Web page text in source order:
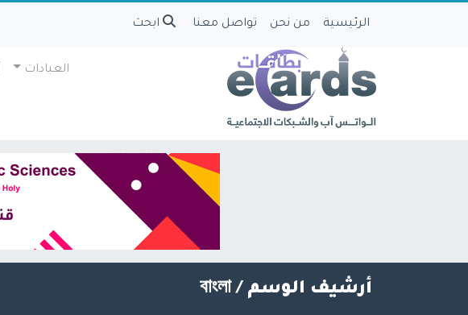
الرئيسية من نحن تواصل معنا ابحث
العبادات
أرشيف الوسم / বাংলা